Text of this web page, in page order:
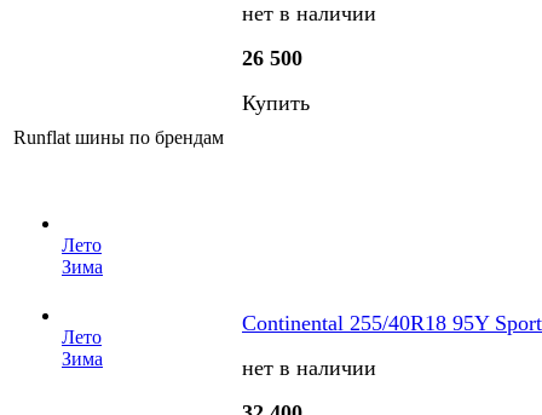
Runflat шины по брендам
Лето
Зима
Лето
Зима
нет в наличии
26 500
Купить
Continental 255/40R18 95Y
нет в наличии